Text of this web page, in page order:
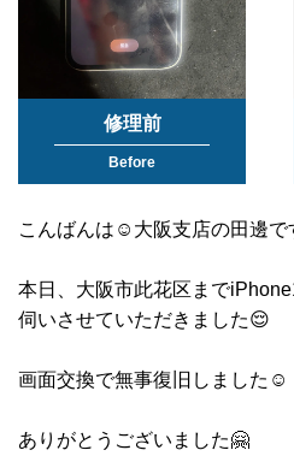
修理前
Before
こんばんは☺️大阪支店の田邊で
本日、大阪市此花区まで
伺いさせていただきました😌
画面交換で無事復旧しました☺️
ありがとうございました🤗